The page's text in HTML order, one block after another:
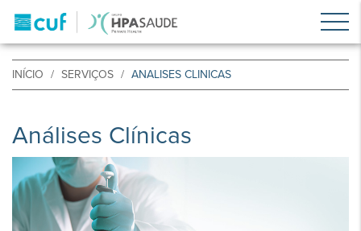
INÍCIO SERVIÇOS ANALISES CLINICAS
Análises Clínicas